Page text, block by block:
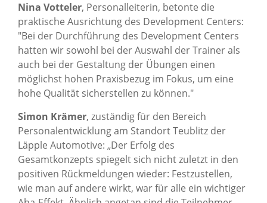
Nina Votteler, Personalleiterin, betonte die
praktische Ausrichtung des Development Centers:
"Bei der Durchführung des Development Centers
hatten wir sowohl bei der Auswahl der Trainer als
auch bei der Gestaltung der Übungen einen
möglichst hohen Praxisbezug im Fokus, um eine
hohe Qualität sicherstellen zu können."
Simon Krämer, zuständig für den Bereich
Personalentwicklung am Standort Teublitz der
Läpple Automotive: „Der Erfolg des
Gesamtkonzepts spiegelt sich nicht zuletzt in den
positiven Rückmeldungen wieder: Festzustellen,
wie man auf andere wirkt, war für alle ein wichtiger